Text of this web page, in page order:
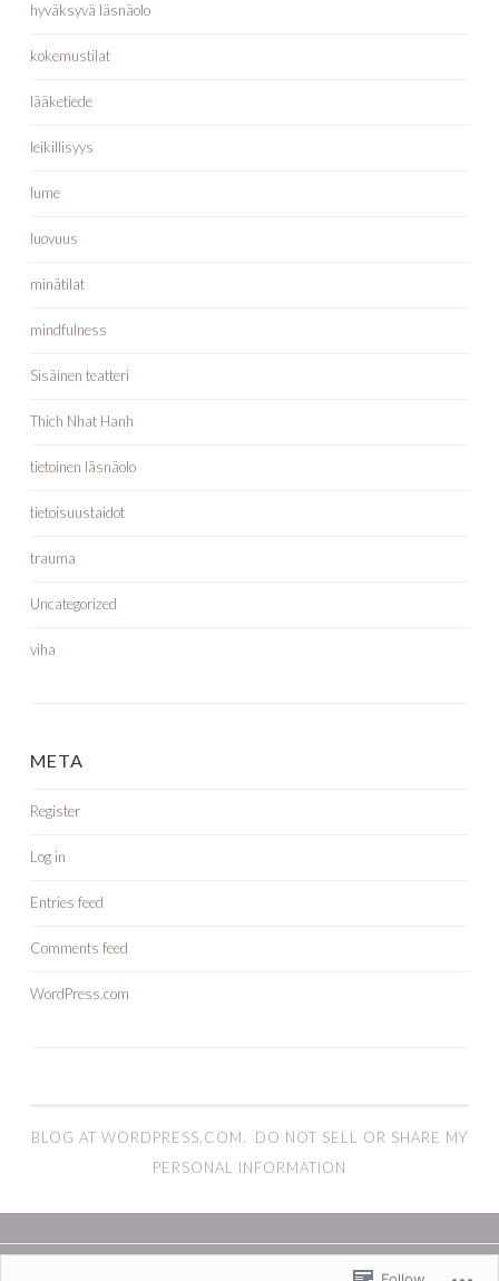
hyväksyvä läsnäolo
kokemustilat
lääketiede
leikillisyys
lume
luovuus
minätilat
mindfulness
Sisäinen teatteri
Thich Nhat Hanh
tietoinen läsnäolo
tietoisuustaidot
trauma
Uncategorized
viha
META
Register
Log in
Entries feed
Comments feed
WordPress.com
BLOG AT WORDPRESS.COM.
DO NOT SELL OR SHARE MY
PERSONAL INFORMATION